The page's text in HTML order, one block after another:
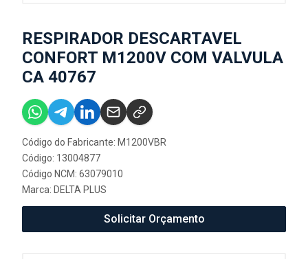
RESPIRADOR DESCARTAVEL
CONFORT M1200V COM VALVULA
CA 40767
Código do Fabricante: M1200VBR
Código: 13004877
Código NCM: 63079010
Marca: DELTA PLUS
Solicitar Orçamento